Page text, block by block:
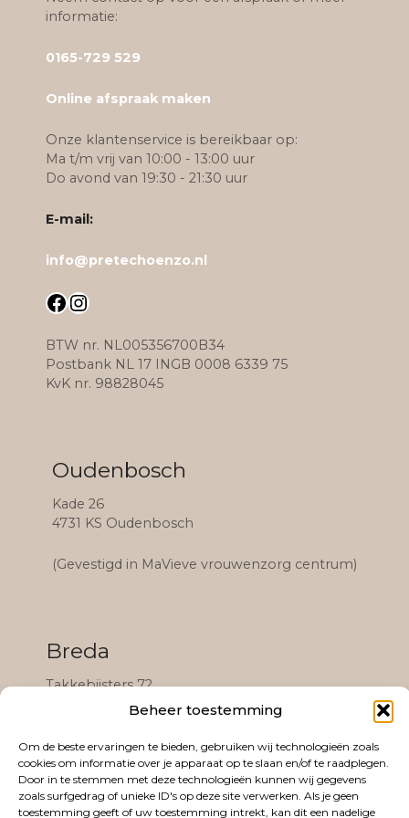
Beheer toestemming
Om de beste ervaringen te bieden, gebruiken wij technologieën zoals
cookies om informatie over je apparaat op te slaan en/of te raadplegen.
Door in te stemmen met deze technologieën kunnen wij gegevens
zoals surfgedrag of unieke ID's op deze site verwerken. Als je geen
toestemming geeft of uw toestemming intrekt, kan dit een nadelige
informatie:
0165-729 529
Online afspraak maken
Onze klantenservice is bereikbaar op:
Ma t/m vrij van 10:00 - 13:00 uur
Do avond van 19:30 - 21:30 uur
E-mail:
info@pretechoenzo.nl
Facebook Instagram
BTW nr. NL005356700B34
Postbank NL 17 INGB 0008 6339 75
KvK nr. 98828045
Oudenbosch
Kade 26
4731 KS Oudenbosch
(Gevestigd in MaVieve vrouwenzorg centrum)
Breda
Takkebijsters 72
4817 BL Breda
(Gevestigd in het Black & White Community
complex)